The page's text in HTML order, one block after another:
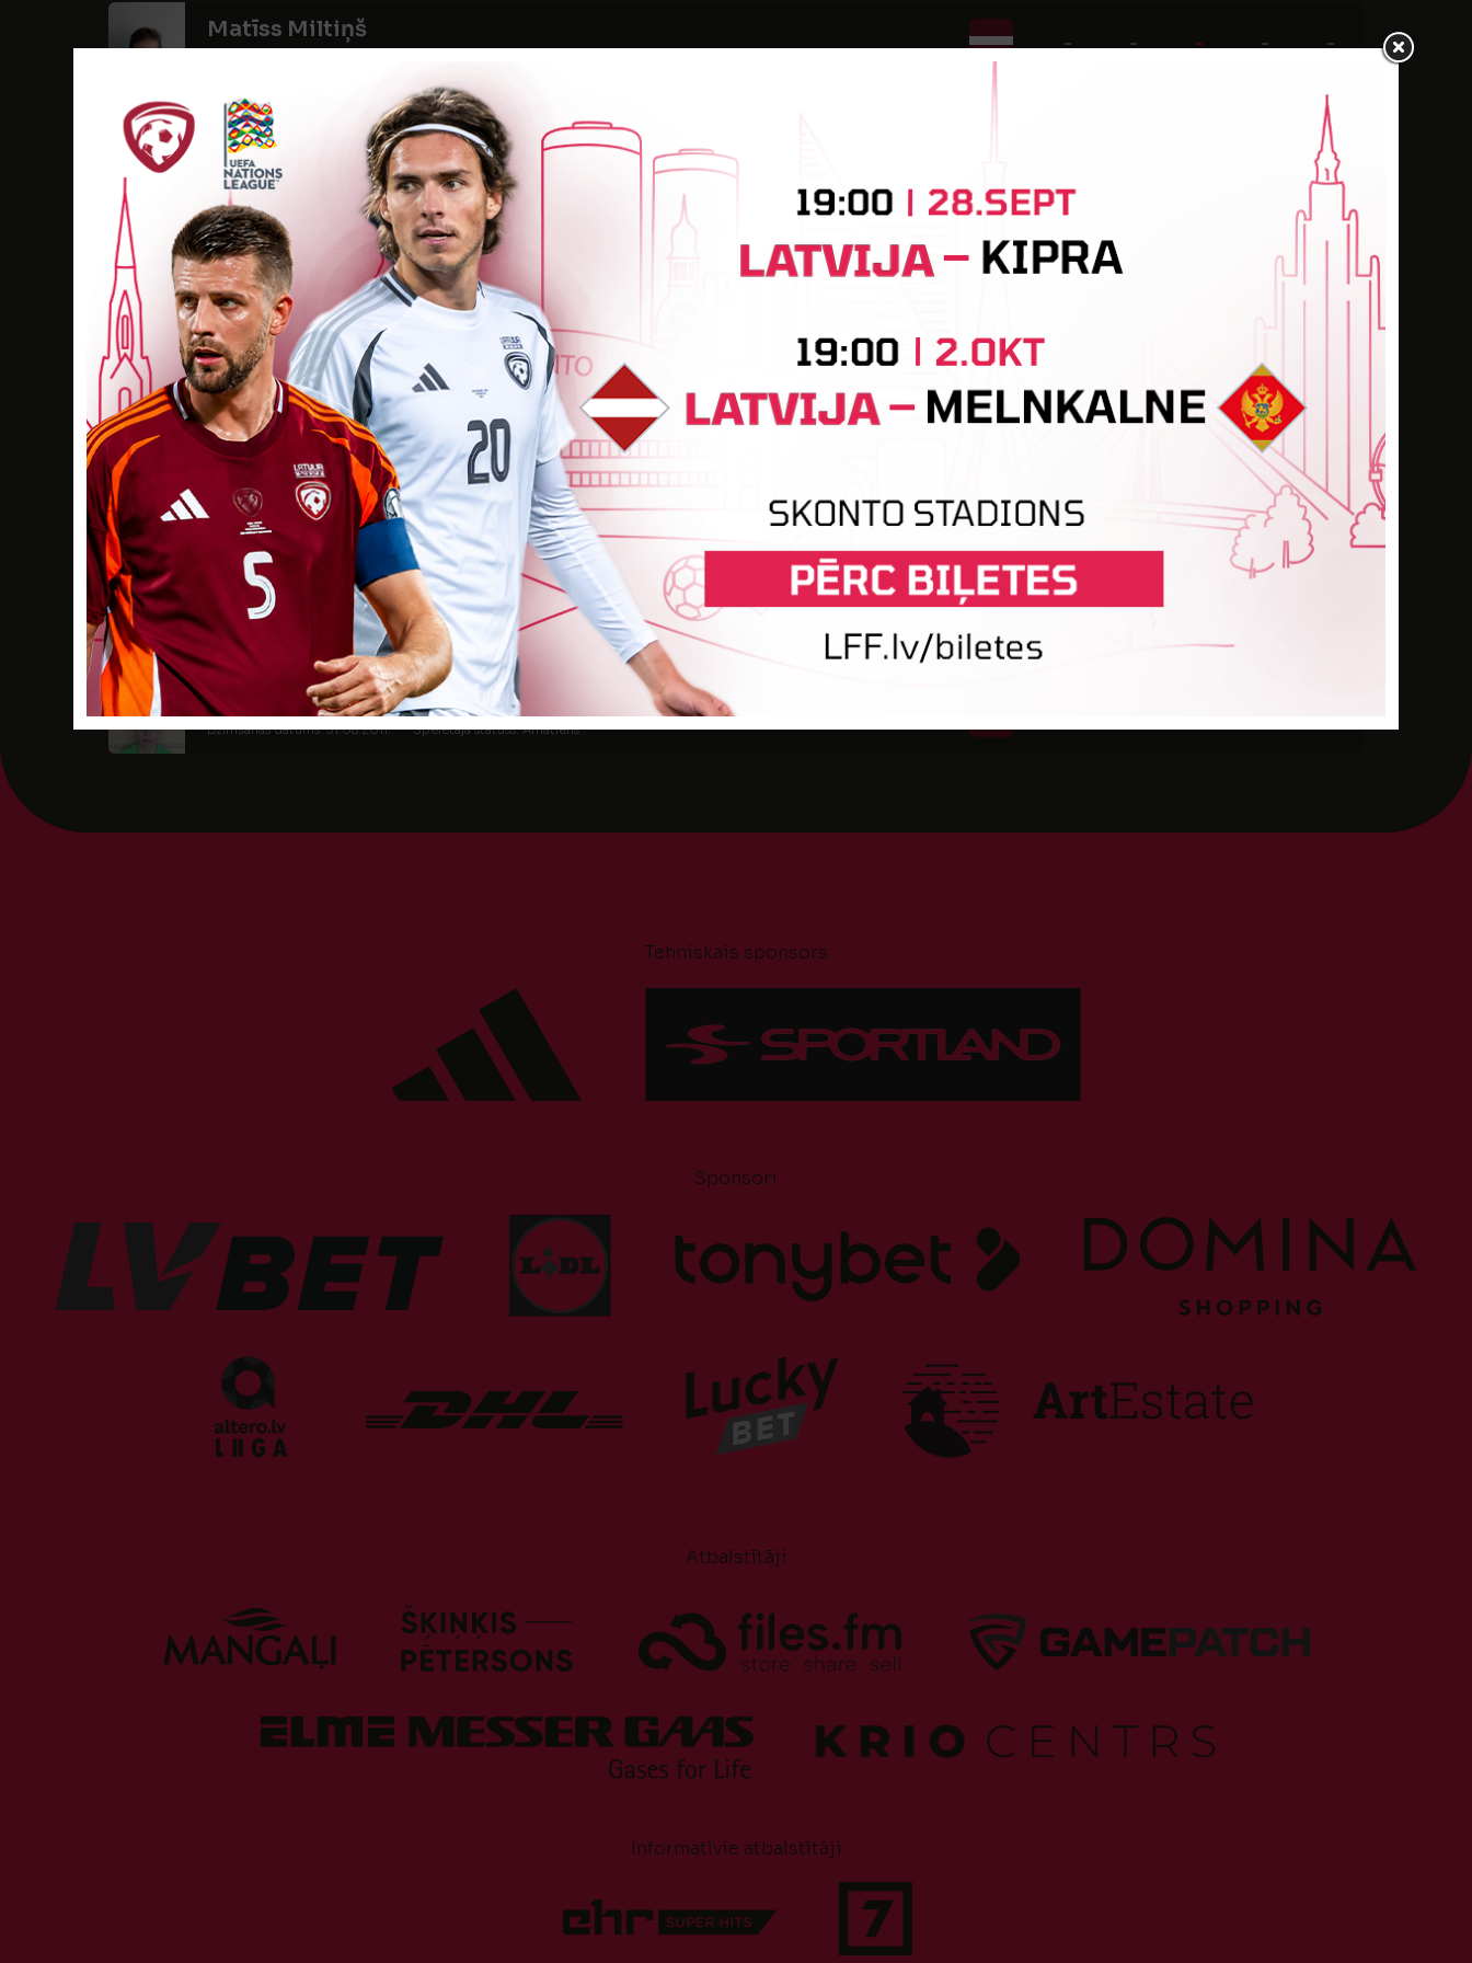
Matīss Miltiņš - - - - -
Jānis Niedre
Dzimšanas datums: 15.09.2011. Spēlētāja statuss: Amatieris -
Renārs Pešiks
Dzimšanas datums: 02.08.2010. Spēlētāja statuss: Amatieris -
Renārs Petrovs
Dzimšanas datums: 24.10.2011. Spēlētāja statuss: Amatieris
Rauls Raginskis
Dzimšanas datums: 28.09.2010. Spēlētāja statuss: Amatieris -
Valters Rozentāls
Dzimšanas datums: 24.08.2010. Spēlētāja statuss: Amatieris 1
Dāvids Šterns
Dzimšanas datums: 21.02.2010. Spēlētāja statuss: Amatieris - -
Daniels Tihomirovs
Dzimšanas datums: 07.05.2010. Spēlētāja statuss: Amatieris
Kelvins Zeminskis
Dzimšanas datums: 31.08.2011. Spēlētāja statuss: Amatieris
Tehniskais sponsors
Sponsori
Atbalstītāji
Informatīvie atbalstītāji